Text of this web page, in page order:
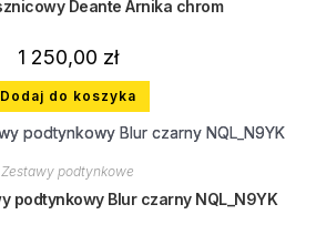
Deante Arnika chrom
1 250,00 zł
Dodaj do koszyka
Zestawy podtynkowe
podtynkowy Blur czarny NQL_N9YK